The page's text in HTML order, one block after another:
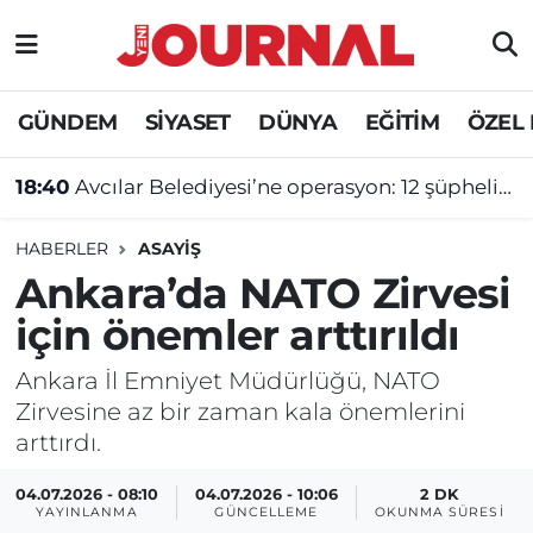
GÜNDEM SİYASET DÜNYA EĞİTİM ÖZEL
18:40 Avcılar Belediyesi’ne operasyon: 12 şüpheliye tutuklama talebi
HABERLER ASAYİŞ
Ankara’da NATO Zirvesi
için önemler arttırıldı
Ankara İl Emniyet Müdürlüğü, NATO
Zirvesine az bir zaman kala önemlerini
arttırdı.
04.07.2026 - 08:10
YAYINLANMA
04.07.2026 - 10:06
GÜNCELLEME
2 DK
OKUNMA SÜRESI
GÜNDEM
SİYASET
DÜNYA
EĞİTİM
ÖZEL HABER
Nöbetçi Eczaneler
Hava Durumu
Süper Lig Puan Durumu ve Fikstür
Tüm Manşetler
Son Dakika Haberleri
Haber Arşivi